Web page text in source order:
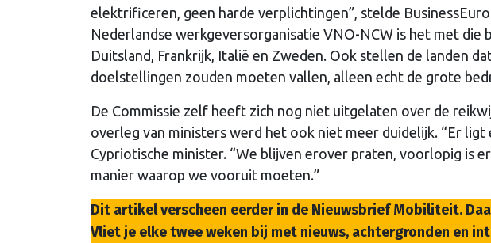
elektrificeren, geen harde verplichtingen”, stelde
Nederlandse werkgeversorganisatie VNO-NCW is het met die
Duitsland, Frankrijk, Italië en Zweden. Ook stellen de landen
doelstellingen zouden moeten vallen, alleen echt de grote
De Commissie zelf heeft zich nog niet uitgelaten over de
overleg van ministers werd het ook niet meer duidelijk. “Er
Cypriotische minister. “We blijven erover praten, voorlopig is
manier waarop we vooruit moeten.”
Dit artikel verscheen eerder in de Nieuwsbrief Mobiliteit.
Vliet je elke twee weken bij met nieuws, achtergronden en